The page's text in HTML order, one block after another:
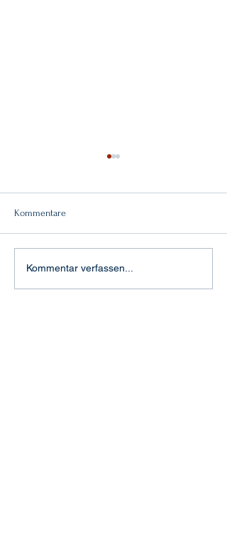
"Feuertaufe" in Aachen
Kommentare
Kommentar verfassen...